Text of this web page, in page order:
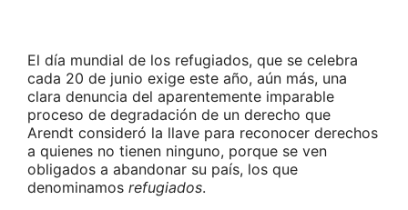
El día mundial de los refugiados, que se celebra
cada 20 de junio exige este año, aún más, una
clara denuncia del aparentemente imparable
proceso de degradación de un derecho que
Arendt consideró la llave para reconocer derechos
a quienes no tienen ninguno, porque se ven
obligados a abandonar su país, los que
denominamos refugiados.